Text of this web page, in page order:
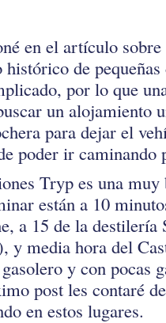
en el artículo
de
por lo que
un alojamiento
para dejar el
poder ir caminando
Tryp es una
están a 10
a 15 de la
y media hora del
y con pocas
post les contaré
en estos lugares.